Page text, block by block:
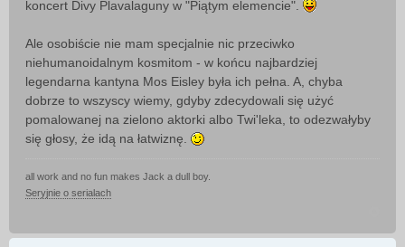
t
koncert Divy Plavalaguny w "Piątym elemencie".
Ale osobiście nie mam specjalnie nic przeciwko
niehumanoidalnym kosmitom - w końcu najbardziej
legendarna kantyna Mos Eisley była ich pełna. A, chyba
dobrze to wszyscy wiemy, gdyby zdecydowali się użyć
pomalowanej na zielono aktorki albo Twi'leka, to odezwałyby
się głosy, że idą na łatwiznę.
all work and no fun makes Jack a dull boy.
Seryjnie o serialach